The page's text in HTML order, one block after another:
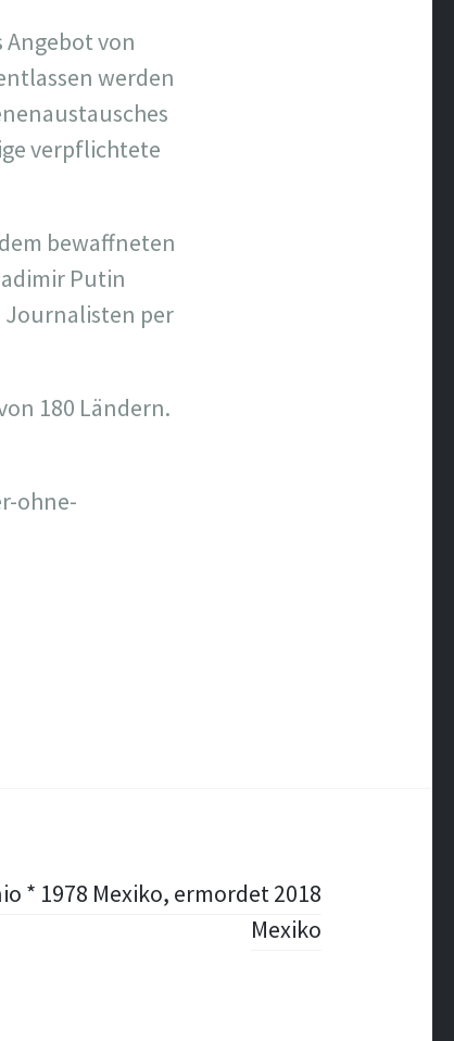
Angebot von
werden
verpflichtete
bewaffneten
Putin
Journalisten per
180 Ländern.
ohne-
* 1978 Mexiko, ermordet 2018
Mexiko